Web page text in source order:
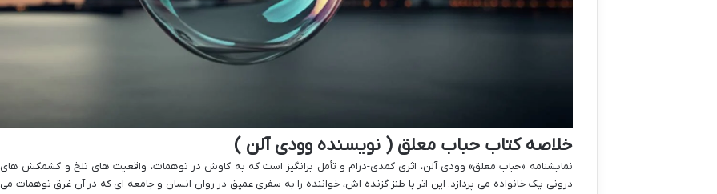
خلاصه کتاب حباب معلق ( نویسنده وودی آلن )
نمایشنامه «حباب معلق» وودی آلن، اثری کمدی-درام و تأمل برانگیز است که به کاوش در توهمات، واقعیت های تلخ و کشمکش های
درونی یک خانواده می پردازد. این اثر با طنز گزنده اش، خواننده را به سفری عمیق در روان انسان و جامعه ای که در آن غرق توهمات می